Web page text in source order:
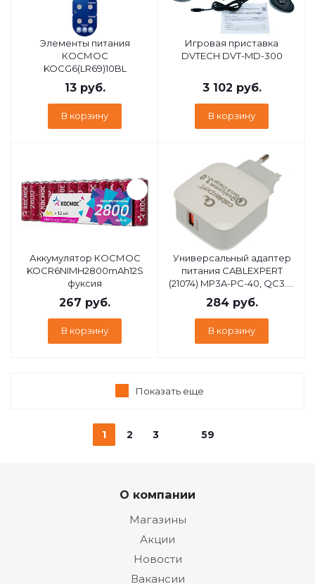
Элементы питания
КОСМОС
KOCG6(LR69)10BL
13руб.
В корзину
Игровая приставка
DVTECH DVT-MD-300
3 102 руб.
В корзину
Аккумулятор КОСМОС
KOCR6NIMH2800mAh12S
фуксия
267 руб.
В корзину
Универсальный адаптер
питания CABLEXPERT
(21074) MP3A-PC-40, QC3.0,
1 порт USB, белый, пакет
284руб.
В корзину
Показать еще
1 2 3 59
О компании
Магазины
Акции
Новости
Вакансии